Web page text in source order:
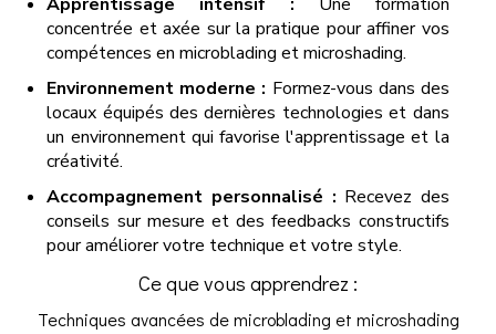
concentrée et axée sur la pratique pour affiner vos
compétences en microblading et microshading.
Environnement moderne : Formez-vous dans des
locaux équipés des dernières technologies et dans
un environnement qui favorise l'apprentissage et la
créativité.
Accompagnement personnalisé : Recevez des
conseils sur mesure et des feedbacks constructifs
pour améliorer votre technique et votre style.
Ce que vous apprendrez :
Techniques avancées de microblading et microshading